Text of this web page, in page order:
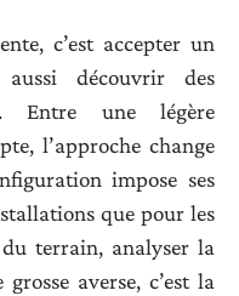
c’est accepter un
découvrir des
Entre une légère
l’approche change
impose ses
que pour les
terrain, analyser la
averse, c’est la